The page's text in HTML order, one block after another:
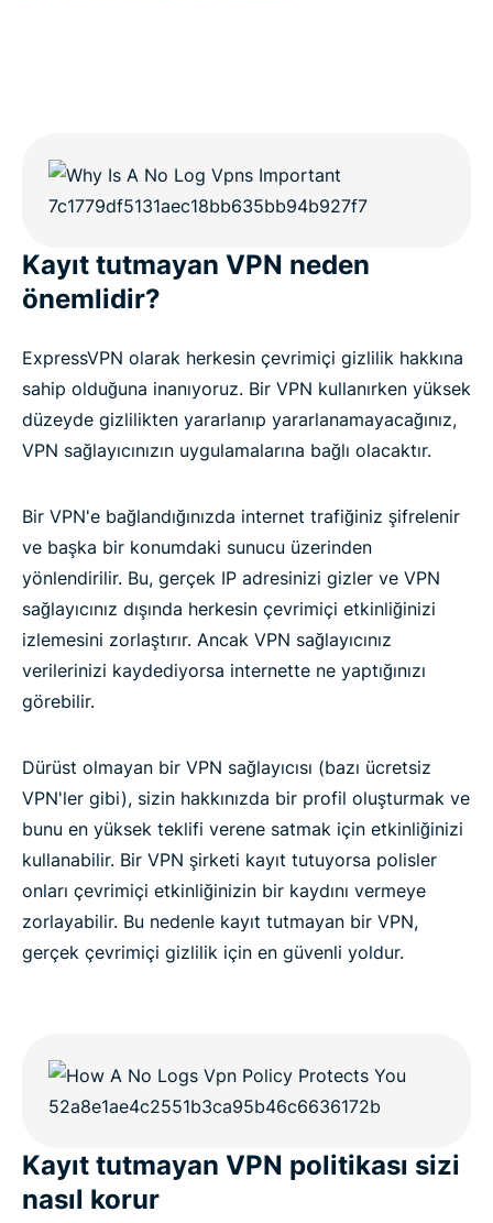
Kayıt tutmayan VPN neden
önemlidir?
ExpressVPN olarak herkesin çevrimiçi gizlilik hakkına
sahip olduğuna inanıyoruz. Bir VPN kullanırken yüksek
düzeyde gizlilikten yararlanıp yararlanamayacağınız,
VPN sağlayıcınızın uygulamalarına bağlı olacaktır.
Bir VPN'e bağlandığınızda internet trafiğiniz şifrelenir
ve başka bir konumdaki sunucu üzerinden
yönlendirilir. Bu, gerçek IP adresinizi gizler ve VPN
sağlayıcınız dışında herkesin çevrimiçi etkinliğinizi
izlemesini zorlaştırır. Ancak VPN sağlayıcınız
verilerinizi kaydediyorsa internette ne yaptığınızı
görebilir.
Dürüst olmayan bir VPN sağlayıcısı (bazı ücretsiz
VPN'ler gibi), sizin hakkınızda bir profil oluşturmak ve
bunu en yüksek teklifi verene satmak için etkinliğinizi
kullanabilir. Bir VPN şirketi kayıt tutuyorsa polisler
onları çevrimiçi etkinliğinizin bir kaydını vermeye
zorlayabilir. Bu nedenle kayıt tutmayan bir VPN,
gerçek çevrimiçi gizlilik için en güvenli yoldur.
Kayıt tutmayan VPN politikası sizi
nasıl korur